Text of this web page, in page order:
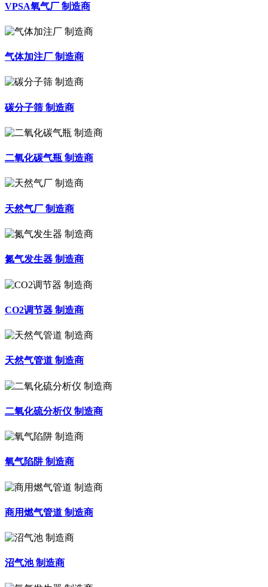
VPSA氧气厂 制造商
气体加注厂 制造商
碳分子筛 制造商
二氧化碳气瓶 制造商
天然气厂 制造商
氮气发生器 制造商
CO2调节器 制造商
天然气管道 制造商
二氧化硫分析仪 制造商
氧气陷阱 制造商
商用燃气管道 制造商
沼气池 制造商